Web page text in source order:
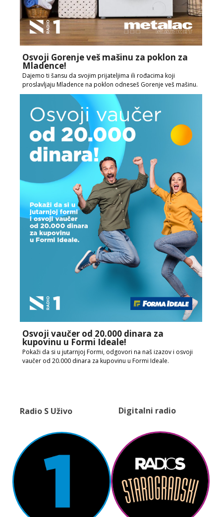
Osvoji Gorenje veš mašinu za poklon za
Mladence!
Dajemo ti šansu da svojim prijateljima ili rođacima koji
proslavljaju Mladence na poklon odneseš Gorenje veš mašinu.
Osvoji vaučer od 20.000 dinara za
kupovinu u Formi Ideale!
Pokaži da si u jutarnjoj Formi, odgovori na naš izazov i osvoji
vaučer od 20.000 dinara za kupovinu u Formi Ideale.
Radio S Uživo Digitalni radio